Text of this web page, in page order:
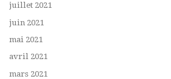
juillet 2021
juin 2021
mai 2021
avril 2021
mars 2021